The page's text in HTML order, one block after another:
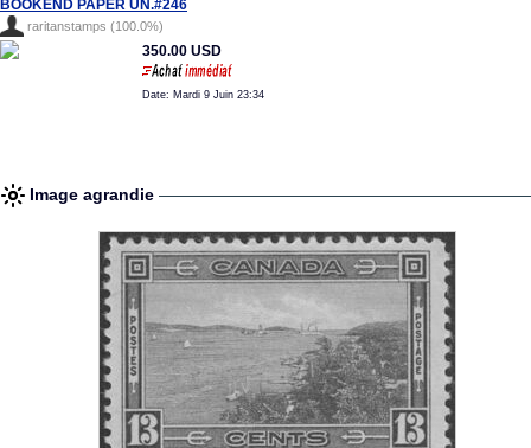
BOOKEND PAPER UN.#246
raritanstamps (100.0%)
350.00 USD
Date: Mardi 9 Juin 23:34
Image agrandie